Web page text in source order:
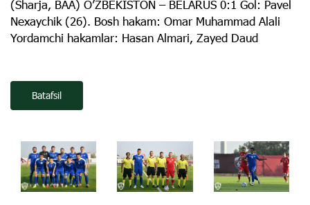
(Sharja, BAA) OʼZBEKISTON – BELARUS 0:1 Gol: Pavel
Nexaychik (26). Bosh hakam: Omar Muhammad Аlali
Yordamchi hakamlar: Hasan Аlmari, Zayed Daud
Batafsil